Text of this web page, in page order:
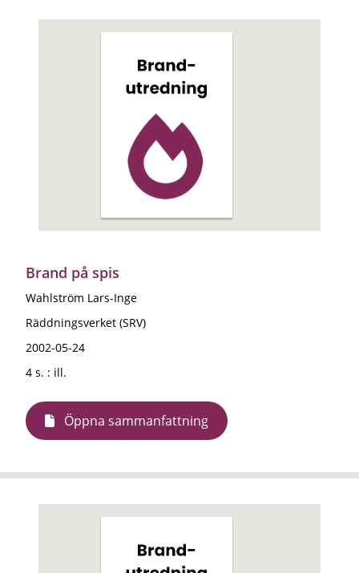
Brand på spis
Wahlström Lars-Inge
Räddningsverket (SRV)
2002-05-24
4 s. : ill.
Öppna sammanfattning